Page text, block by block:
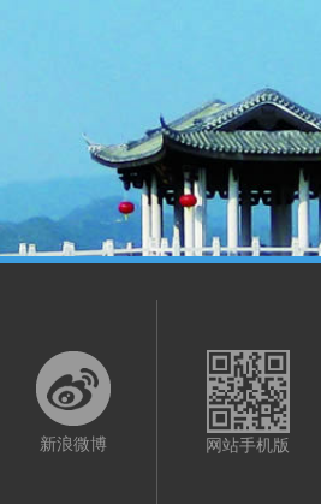
新浪微博 网站手机版